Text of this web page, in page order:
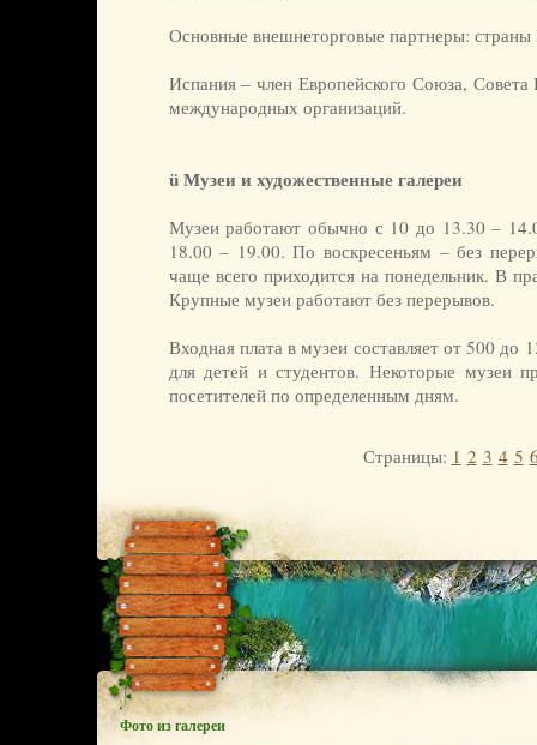
Основные внешнеторговые партнеры:
Испания – член Европейского Союза,
международных организаций.
ü Музеи и художественные галереи
Музеи работают обычно с 10 до 13.30 –
18.00 – 19.00. По воскресеньям – без
чаще всего приходится на понедельник. В
Крупные музеи работают без перерывов.
Входная плата в музеи составляет от 500 до
для детей и студентов. Некоторые музеи
посетителей по определенным дням.
Страницы: 1 2 3 4 5
Фото из галереи